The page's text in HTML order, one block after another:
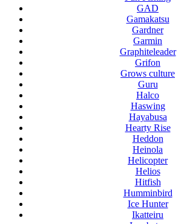
GAD
Gamakatsu
Gardner
Garmin
Graphiteleader
Grifon
Grows culture
Guru
Halco
Haswing
Hayabusa
Hearty Rise
Heddon
Heinola
Helicopter
Helios
Hitfish
Humminbird
Ice Hunter
Ikatteiru